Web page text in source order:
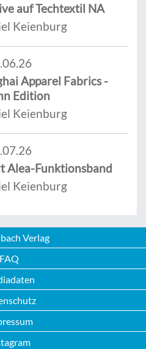
auf Techtextil NA
Keienburg
Apparel Fabrics -
Edition
Keienburg
Alea-Funktionsband
Keienburg
Verlag
FAQ